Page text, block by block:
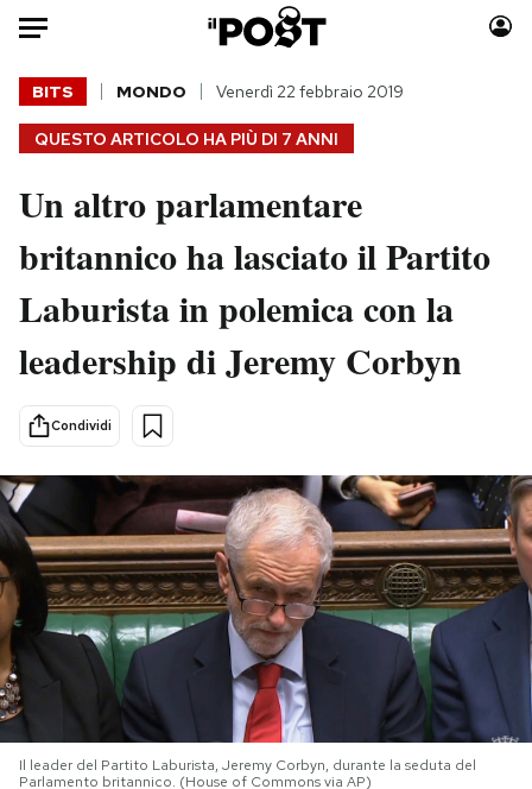
Auto
HOME
Italia
Politica
Tecnologia
Scienza
Cultura
Economia
Sport
Moda
Consumismi
Storie/Idee
Media
Mondiali calcio 2026
PODCAST
NEWSLETTER
I MIEI PREFERITI
QUESTO ARTICOLO HA PIÙ DI 7 ANNI
BITS MONDO Venerdì 22 febbraio 2019
Un altro parlamentare
britannico ha lasciato il Partito
Laburista in polemica con la
leadership di Jeremy Corbyn
Condividi
Il leader del Partito Laburista, Jeremy Corbyn, durante la seduta del
Parlamento britannico. (House of Commons via AP)